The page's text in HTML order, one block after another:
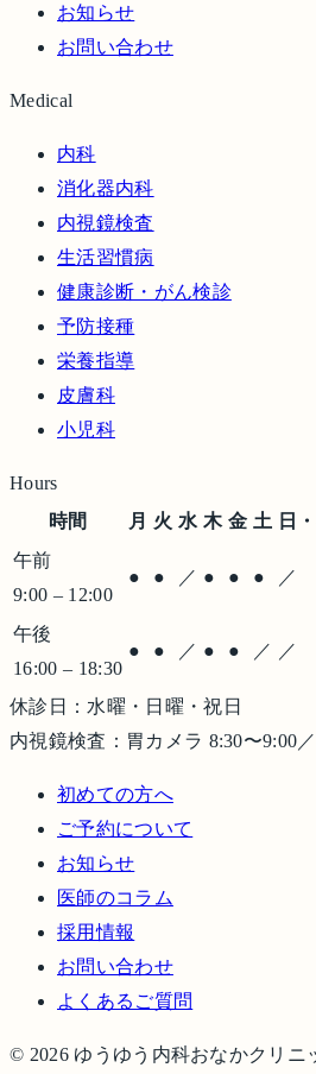
お知らせ
お問い合わせ
Medical
内科
消化器内科
内視鏡検査
生活習慣病
健康診断・がん検診
予防接種
栄養指導
皮膚科
小児科
Hours
時間
月 火 水 木 金 土 日
午前
9:00 – 12:00
● ● ／ ● ● ● ／
午後
16:00 – 18:30
● ● ／ ● ● ／ ／
休診日： 水曜・日曜・祝日
内視鏡検査：胃カメラ 8:30〜9:00
初めての方へ
ご予約について
お知らせ
医師のコラム
採用情報
お問い合わせ
よくあるご質問
© 2026 ゆうゆう内科おなかクリニ